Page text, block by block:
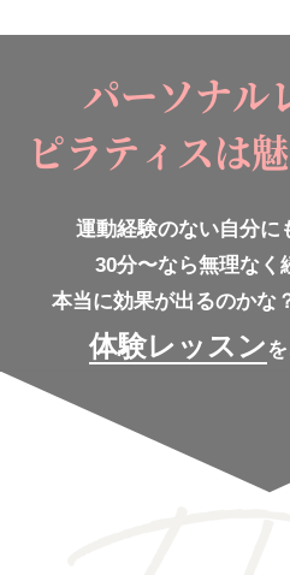
パーソナル
ピラティスは
運動経験のない自分
30分〜なら無理なく
本当に効果が出るのかな
体験レッスン